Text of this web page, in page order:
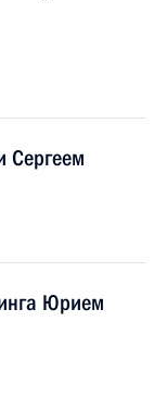
Сергеем
Юрием